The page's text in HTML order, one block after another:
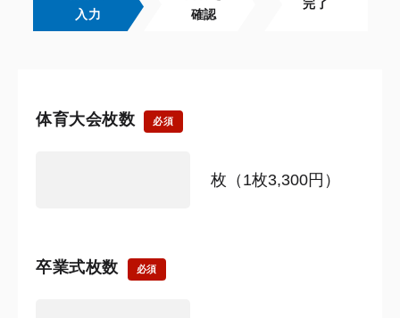
入力
確認
完了
体育大会枚数 必須
枚（1枚3,300円）
卒業式枚数 必須